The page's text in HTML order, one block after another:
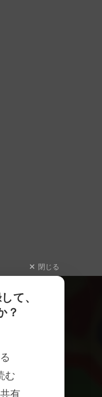
閉じる
て、
？
む
有